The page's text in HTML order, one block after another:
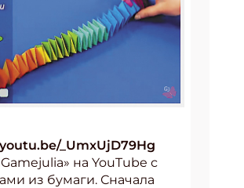
_UmxUjD79Hg
на YouTube с
из бумаги. Сначала